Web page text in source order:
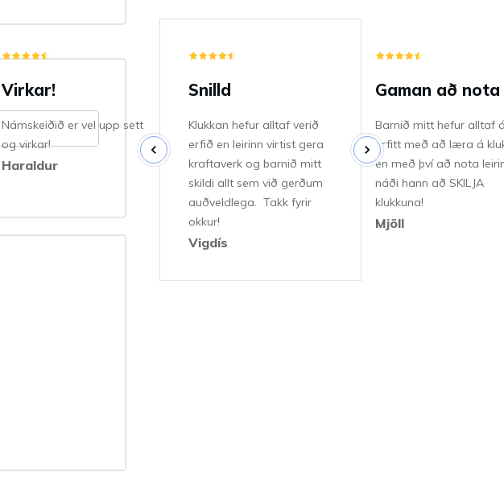
Virkar!
Námskeiðið er vel upp sett
og virkar!
Haraldur
Snilld
Klukkan hefur alltaf verið
erfið en leirinn virtist gera
kraftaverk og barnið mitt
skildi allt sem við gerðum
auðveldlega. Takk fyrir
okkur!
Vigdís
Gaman að nota
Barnið mitt hefur alltaf
erfitt með að læra á
en með því að nota
náði hann að SKILJA
klukkuna!
Mjöll